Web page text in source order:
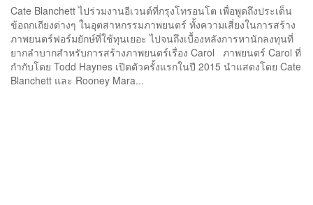
Cate Blanchett ไปร่วมงานอีเวนต์ที่กรุงโทรอนโต เพื่อพูดถึงประเด็น
ข้อถกเถียงต่างๆ ในอุตสาหกรรมภาพยนตร์ ทั้งความเสี่ยงในการสร้าง
ภาพยนตร์ฟอร์มยักษ์ที่ใช้ทุนเยอะ ไปจนถึงเบื้องหลังการหานักลงทุนที่
ยากลำบากสำหรับการสร้างภาพยนตร์เรื่อง Carol ภาพยนตร์ Carol ที่
กำกับโดย Todd Haynes เปิดตัวครั้งแรกในปี 2015 นำแสดงโดย Cate
Blanchett และ Rooney Mara...